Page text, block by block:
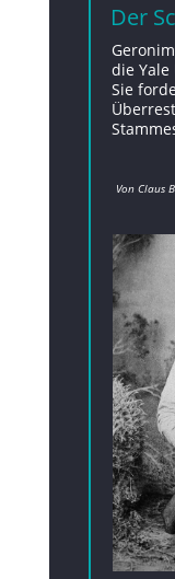
Der
die Yale
Sie
Von Claus